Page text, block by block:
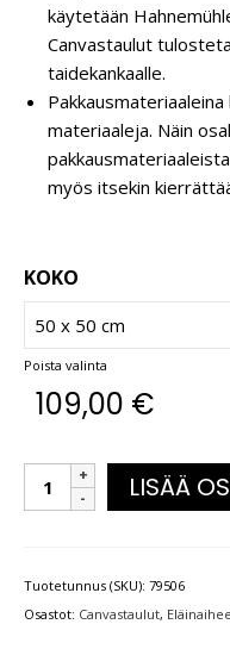
käytetään
Canvastaulut
taidekankaalle.
materiaaleja. Näin
myös itsekin
KOKO
Poista valinta
109,00 €
LISÄÄ
Tuotetunnus (SKU): 79506
Osastot: Canvastaulut,